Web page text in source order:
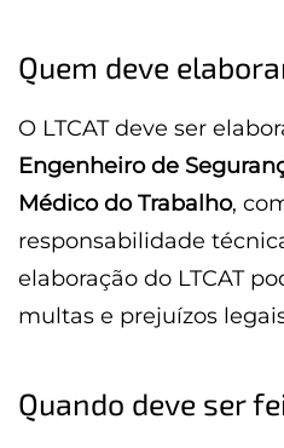
Quem deve
O LTCAT deve ser
Engenheiro de
Médico do Trabalho,
responsabilidade
elaboração do LTCAT
multas e prejuízos
Quando deve ser